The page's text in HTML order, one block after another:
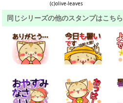
(c)olive-leaves
同じシリーズの他のスタンプはこちら